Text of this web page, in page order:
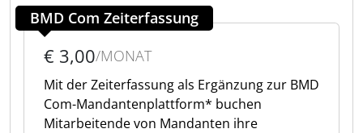
BMD Com Zeiterfassung
€ 3,00/MONAT
Mit der Zeiterfassung als Ergänzung zur BMD
Com-Mandantenplattform* buchen
Mitarbeitende von Mandanten ihre